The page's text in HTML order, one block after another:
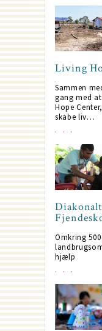
Living
Sammen
gang med
Hope
skabe liv…
Omkring
hjælp